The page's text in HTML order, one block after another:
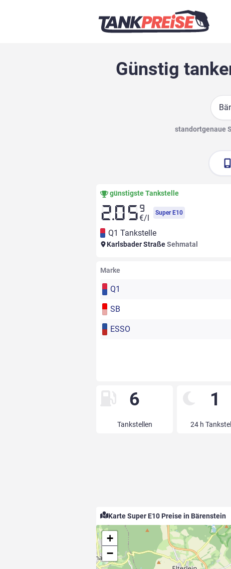
Günstig
standortgenaue
günstigste Tankstelle
2.05 9
€/l
Super E10
Q1 Tankstelle
Karlsbader StraßeSehmatal
Marke
Q1
SB
ESSO
6
Tankstellen
1
24 h
Karte Super E10 Preise in Bärenstein
+
−